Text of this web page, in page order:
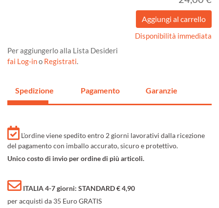
Disponibilità immediata
Per aggiungerlo alla Lista Desideri
fai Log-ino Registrati.
Spedizione Pagamento Garanzie
L'ordine viene spedito entro 2 giorni lavorativi dalla ricezione
del pagamento con imballo accurato, sicuro e protettivo.
Unico costo di invio per ordine di più articoli.
ITALIA 4-7 giorni: STANDARD € 4,90
per acquisti da 35 Euro GRATIS